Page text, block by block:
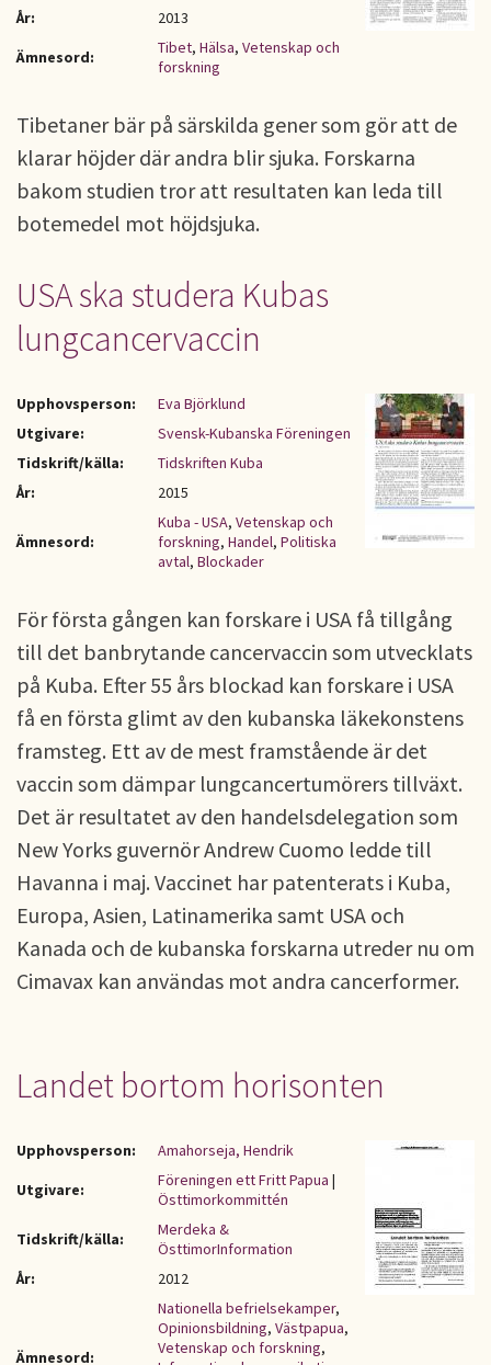
År:
2013
Ämnesord:
Tibet, Hälsa, Vetenskap och
forskning
Tibetaner bär på särskilda gener som gör att de
klarar höjder där andra blir sjuka. Forskarna
bakom studien tror att resultaten kan leda till
botemedel mot höjdsjuka.
USA ska studera Kubas
lungcancervaccin
Upphovsperson:
Eva Björklund
Utgivare:
Svensk-Kubanska Föreningen
Tidskrift/källa:
Tidskriften Kuba
År:
2015
Ämnesord:
Kuba - USA, Vetenskap och
forskning, Handel, Politiska
avtal, Blockader
För första gången kan forskare i USA få tillgång
till det banbrytande cancervaccin som utvecklats
på Kuba. Efter 55 års blockad kan forskare i USA
få en första glimt av den kubanska läkekonstens
framsteg. Ett av de mest framstående är det
vaccin som dämpar lungcancertumörers tillväxt.
Det är resultatet av den handelsdelegation som
New Yorks guvernör Andrew Cuomo ledde till
Havanna i maj. Vaccinet har patenterats i Kuba,
Europa, Asien, Latinamerika samt USA och
Kanada och de kubanska forskarna utreder nu om
Cimavax kan användas mot andra cancerformer.
Landet bortom horisonten
Upphovsperson:
Amahorseja, Hendrik
Utgivare:
Föreningen ett Fritt Papua |
Östtimorkommittén
Tidskrift/källa:
Merdeka &
ÖsttimorInformation
År:
2012
Ämnesord:
Nationella befrielsekamper,
Opinionsbildning, Västpapua,
Vetenskap och forskning,